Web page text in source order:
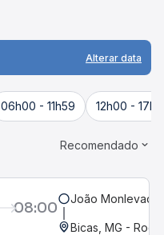
Alterar data
06h00 - 11h59 12h00 -
Recomendado
08:00 João
Bicas, MG -